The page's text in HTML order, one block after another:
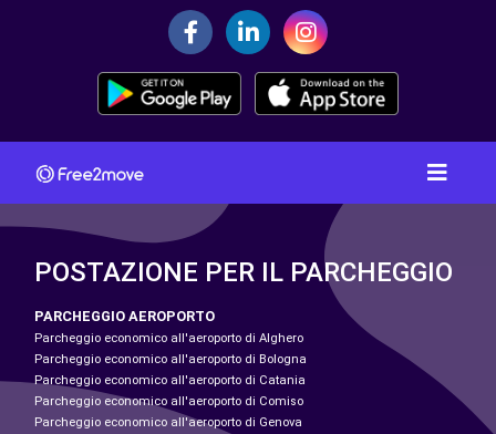
POSTAZIONE PER IL PARCHEGGIO
PARCHEGGIO AEROPORTO
Parcheggio economico all'aeroporto di Alghero
Parcheggio economico all'aeroporto di Bologna
Parcheggio economico all'aeroporto di Catania
Parcheggio economico all'aeroporto di Comiso
Parcheggio economico all'aeroporto di Genova